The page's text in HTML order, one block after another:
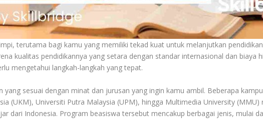
terutama bagi kamu yang memiliki tekad kuat untuk melanjutkan
kualitas pendidikannya yang setara dengan standar internasional dan biaya
mengetahui langkah-langkah yang tepat.
sesuai dengan minat dan jurusan yang ingin kamu ambil. Beberapa
(UKM), Universiti Putra Malaysia (UPM), hingga Multimedia University
dari Indonesia. Program beasiswa tersebut mencakup berbagai jenis, mulai